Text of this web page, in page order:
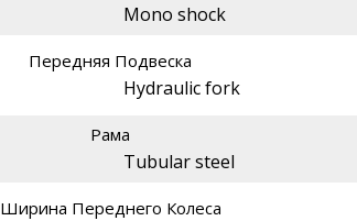
Mono shock
Передняя Подвеска
Hydraulic fork
Рама
Tubular steel
Ширина Переднего Колеса